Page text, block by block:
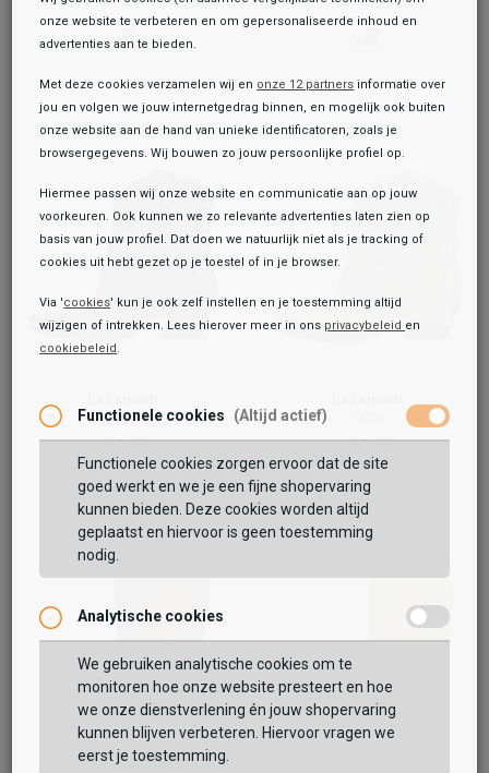
Toegevoegd aan je winkeltas!
BEKIJK WINKELTAS
VERDER WINKELEN
Vaak samen gekocht met
Yara
169,99 169,99
onze website te verbeteren en om gepersonaliseerde inhoud en
advertenties aan te bieden.
Met deze cookies verzamelen wij en onze 12 partners informatie over
jou en volgen we jouw internetgedrag binnen, en mogelijk ook buiten
onze website aan de hand van unieke identificatoren, zoals je
browsergegevens. Wij bouwen zo jouw persoonlijke profiel op.
Hiermee passen wij onze website en communicatie aan op jouw
voorkeuren. Ook kunnen we zo relevante advertenties laten zien op
basis van jouw profiel. Dat doen we natuurlijk niet als je tracking of
cookies uit hebt gezet op je toestel of in je browser.
Via 'cookies' kun je ook zelf instellen en je toestemming altijd
wijzigen of intrekken. Lees hierover meer in ons privacybeleid en
cookiebeleid.
Functionele cookies (Altijd actief)
Functionele cookies zorgen ervoor dat de site
goed werkt en we je een fijne shopervaring
kunnen bieden. Deze cookies worden altijd
geplaatst en hiervoor is geen toestemming
nodig.
Analytische cookies
We gebruiken analytische cookies om te
monitoren hoe onze website presteert en hoe
we onze dienstverlening én jouw shopervaring
kunnen blijven verbeteren. Hiervoor vragen we
eerst je toestemming.